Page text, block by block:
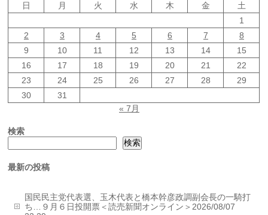
日
月 火 水 木 金
土
1
2
3 4 5 6 7
8
9
10 11 12 13 14
15
16
17 18 19 20 21
22
23
24 25 26 27 28
29
30
31
« 7月
検索
検索
最新の投稿
国民民主党代表選、玉木代表と橋本幹彦政調副会長の一騎打
ち…９月６日投開票＜読売新聞オンライン＞2026/08/07